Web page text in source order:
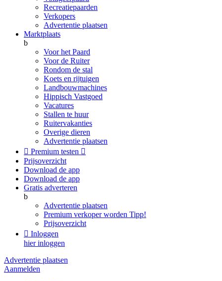
Recreatiepaarden
Verkopers
Advertentie plaatsen
Marktplaats
b
Voor het Paard
Voor de Ruiter
Rondom de stal
Koets en rijtuigen
Landbouwmachines
Hippisch Vastgoed
Vacatures
Stallen te huur
Ruitervakanties
Overige dieren
Advertentie plaatsen
 Premium testen 
Prijsoverzicht
Download de app
Download de app
Gratis adverteren
b
Advertentie plaatsen
Premium verkoper worden Tipp!
Prijsoverzicht
 Inloggen
hier inloggen
Advertentie plaatsen
Aanmelden